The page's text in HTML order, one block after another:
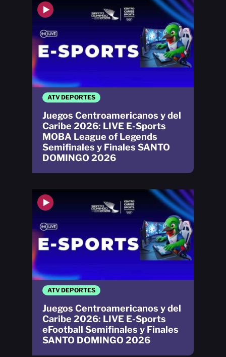
ATV DEPORTES
Juegos Centroamericanos y del
Caribe 2026: LIVE E-Sports
eFootball Semifinales y Finales
SANTO DOMINGO 2026
ATV DEPORTES
Juegos Centroamericanos y del
Caribe 2026: LIVE E-Sports
MOBA League of Legends
Semifinales y Finales SANTO
DOMINGO 2026